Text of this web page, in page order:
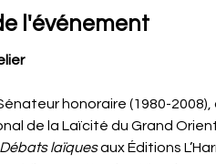
l'événement
honoraire (1980-2008),
de la Laïcité du Grand
Débats laïques aux Éditions